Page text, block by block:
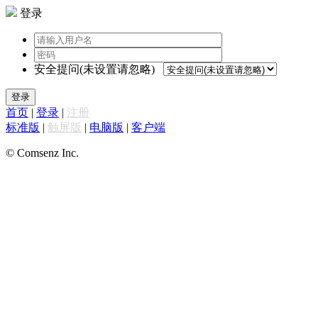
登录
安全提问(未设置请忽略)
登录
首页 | 登录 | 注册
标准版 | 触屏版 | 电脑版 | 客户端
© Comsenz Inc.